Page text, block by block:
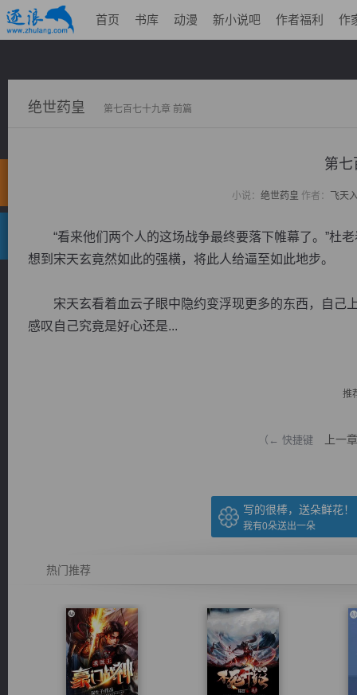
首页 书库 动漫 新小说吧 作者福利 作
绝世药皇 第七百七十九章 前篇
第七
小说： 绝世药皇 作者： 飞天
“看来他们两个人的这场战争最终要落下帷幕了。”杜
想到宋天玄竟然如此的强横，将此人给逼至如此地步。
宋天玄看着血云子眼中隐约变浮现更多的东西，自己
感叹自己究竟是好心还是...
推
（← 快捷键 上一章
写的很棒，送朵鲜花！
我有0朵送出一朵
热门推荐